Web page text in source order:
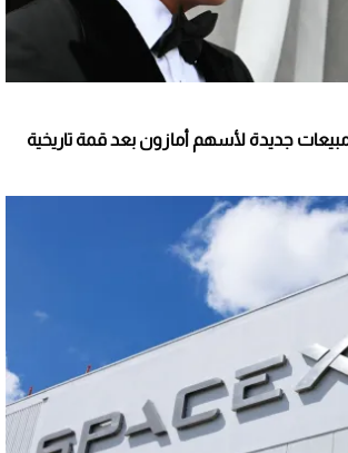
جديدة لأسهم أمازون بعد قمة تاريخية